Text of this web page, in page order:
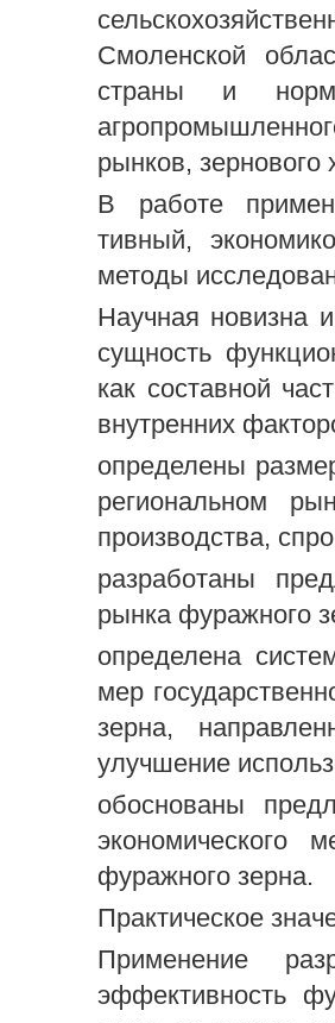
Смоленской
страны и
рынков, зернового
В работе
тивный,
методы
Научная новизна
сущность
как составной
внутренних
определены
региональном
производства,
разработаны
рынка фуражного
определена
мер
зерна,
улучшение
обоснованы
экономического
фуражного зерна.
Практическое
Применение
эффективность